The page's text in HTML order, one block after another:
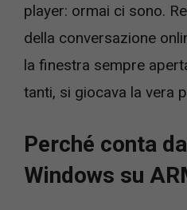
player: ormai ci sono.
della conversazione
la finestra sempre
tanti, si giocava la vera
Perché conta
Windows su